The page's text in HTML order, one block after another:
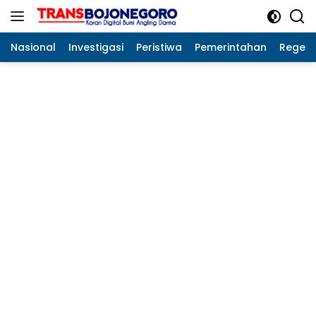
Langsung
Nasional Investigasi Peristiwa Pemerintahan